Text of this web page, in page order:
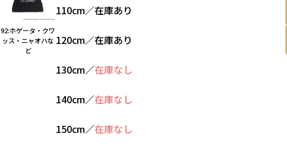
92:ホゲータ・クワ
ッス・ニャオハな
ど
110cm／在庫あり
120cm／在庫あり
130cm／在庫なし
140cm／在庫なし
150cm／在庫なし